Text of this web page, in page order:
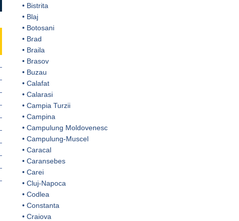
• Bistrita
• Blaj
• Botosani
• Brad
• Braila
• Brasov
• Buzau
• Calafat
• Calarasi
• Campia Turzii
• Campina
• Campulung Moldovenesc
• Campulung-Muscel
• Caracal
• Caransebes
• Carei
• Cluj-Napoca
• Codlea
• Constanta
• Craiova